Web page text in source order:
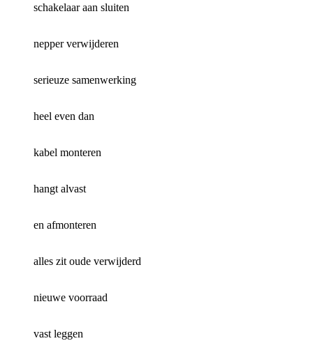
schakelaar aan sluiten
nepper verwijderen
serieuze samenwerking
heel even dan
kabel monteren
hangt alvast
en afmonteren
alles zit oude verwijderd
nieuwe voorraad
vast leggen